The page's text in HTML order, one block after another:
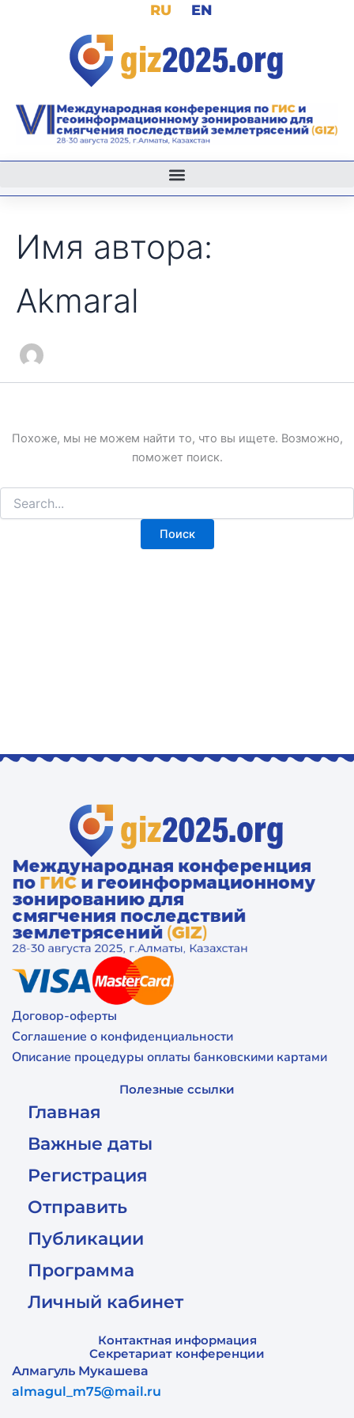
содержимому
RU EN
Имя автора:
Akmaral
Похоже, мы не можем найти то, что вы ищете. Возможно,
поможет поиск.
Договор-оферты
Соглашение о конфиденциальности
Описание процедуры оплаты банковскими картами
Полезные ссылки
Главная
Важные даты
Регистрация
Отправить
Публикации
Программа
Личный кабинет
Контактная информация
Секретариат конференции
Алмагуль Мукашева
almagul_m75@mail.ru